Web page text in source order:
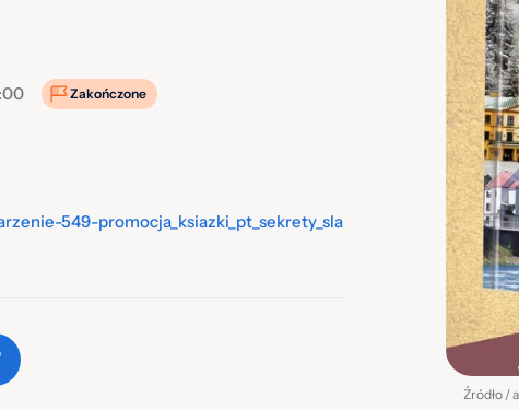
Zakończone
549-promocja_ksiazki_pt_sekrety_sla
Źródło /